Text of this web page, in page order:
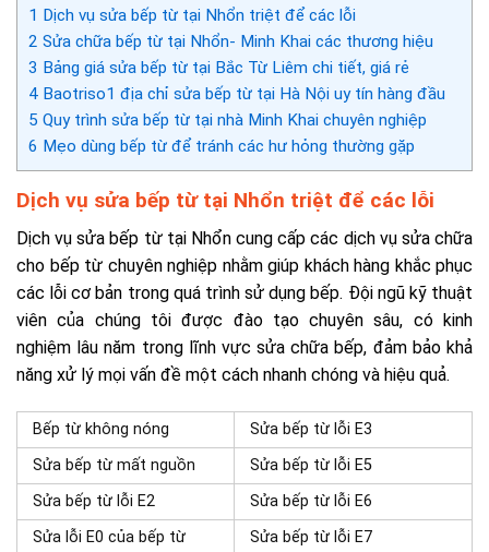
1 Dịch vụ sửa bếp từ tại Nhổn triệt để các lỗi
2 Sửa chữa bếp từ tại Nhổn- Minh Khai các thương hiệu
3 Bảng giá sửa bếp từ tại Bắc Từ Liêm chi tiết, giá rẻ
4 Baotriso1 địa chỉ sửa bếp từ tại Hà Nội uy tín hàng đầu
5 Quy trình sửa bếp từ tại nhà Minh Khai chuyên nghiệp
6 Mẹo dùng bếp từ để tránh các hư hỏng thường gặp
Dịch vụ sửa bếp từ tại Nhổn triệt để các lỗi
Dịch vụ sửa bếp từ tại Nhổn cung cấp các dịch vụ sửa chữa
cho bếp từ chuyên nghiệp nhằm giúp khách hàng khắc phục
các lỗi cơ bản trong quá trình sử dụng bếp. Đội ngũ kỹ thuật
viên của chúng tôi được đào tạo chuyên sâu, có kinh
nghiệm lâu năm trong lĩnh vực sửa chữa bếp, đảm bảo khả
năng xử lý mọi vấn đề một cách nhanh chóng và hiệu quả.
Bếp từ không nóng
Sửa bếp từ lỗi E3
Sửa bếp từ mất nguồn
Sửa bếp từ lỗi E5
Sửa bếp từ lỗi E2
Sửa bếp từ lỗi E6
Sửa lỗi E0 của bếp từ
Sửa bếp từ lỗi E7